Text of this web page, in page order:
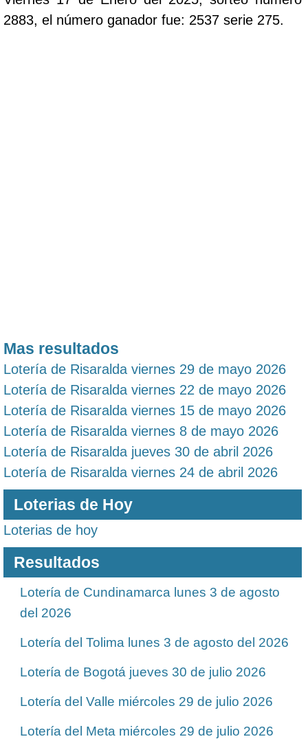
2883, el número ganador fue: 2537 serie 275.
Mas resultados
Lotería de Risaralda viernes 29 de mayo 2026
Lotería de Risaralda viernes 22 de mayo 2026
Lotería de Risaralda viernes 15 de mayo 2026
Lotería de Risaralda viernes 8 de mayo 2026
Lotería de Risaralda jueves 30 de abril 2026
Lotería de Risaralda viernes 24 de abril 2026
Loterias de Hoy
Loterias de hoy
Resultados
Lotería de Cundinamarca lunes 3 de agosto
del 2026
Lotería del Tolima lunes 3 de agosto del 2026
Lotería de Bogotá jueves 30 de julio 2026
Lotería del Valle miércoles 29 de julio 2026
Lotería del Meta miércoles 29 de julio 2026